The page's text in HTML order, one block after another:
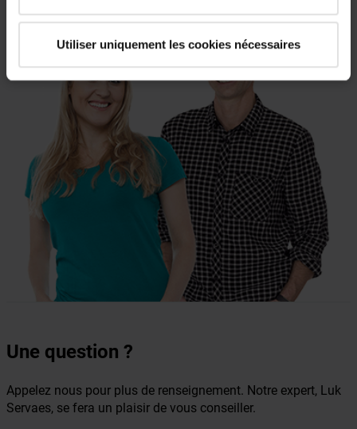
Utiliser uniquement les cookies nécessaires
Une question ?
Appelez nous pour plus de renseignement. Notre expert, Luk
Servaes, se fera un plaisir de vous conseiller.